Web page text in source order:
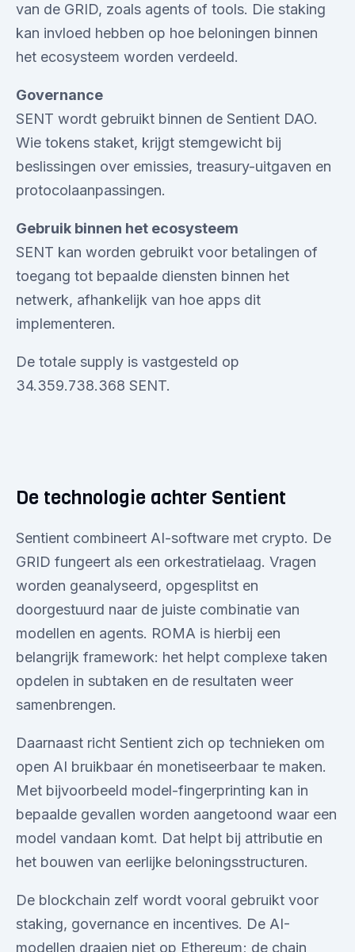
van de GRID, zoals agents of tools. Die staking
kan invloed hebben op hoe beloningen binnen
het ecosysteem worden verdeeld.
Governance
SENT wordt gebruikt binnen de Sentient DAO.
Wie tokens staket, krijgt stemgewicht bij
beslissingen over emissies, treasury-uitgaven en
protocolaanpassingen.
Gebruik binnen het ecosysteem
SENT kan worden gebruikt voor betalingen of
toegang tot bepaalde diensten binnen het
netwerk, afhankelijk van hoe apps dit
implementeren.
De totale supply is vastgesteld op
34.359.738.368 SENT.
De technologie achter Sentient
Sentient combineert AI-software met crypto. De
GRID fungeert als een orkestratielaag. Vragen
worden geanalyseerd, opgesplitst en
doorgestuurd naar de juiste combinatie van
modellen en agents. ROMA is hierbij een
belangrijk framework: het helpt complexe taken
opdelen in subtaken en de resultaten weer
samenbrengen.
Daarnaast richt Sentient zich op technieken om
open AI bruikbaar én monetiseerbaar te maken.
Met bijvoorbeeld model-fingerprinting kan in
bepaalde gevallen worden aangetoond waar een
model vandaan komt. Dat helpt bij attributie en
het bouwen van eerlijke beloningsstructuren.
De blockchain zelf wordt vooral gebruikt voor
staking, governance en incentives. De AI-
modellen draaien niet op Ethereum; de chain